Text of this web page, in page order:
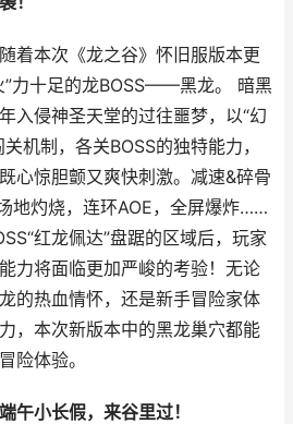
本次《龙之谷》怀旧服版本更
”力十足的龙BOSS——黑龙。 暗黑
入侵神圣天堂的过往噩梦，以“幻
机制，各关BOSS的独特能力，
心惊胆颤又爽快刺激。减速&碎骨
地灼烧，连环AOE，全屏爆炸……
红龙佩达”盘踞的区域后，玩家
力将面临更加严峻的考验！无论
的热血情怀，还是新手冒险家体
，本次新版本中的黑龙巢穴都能
险体验。
午小长假，来谷里过！